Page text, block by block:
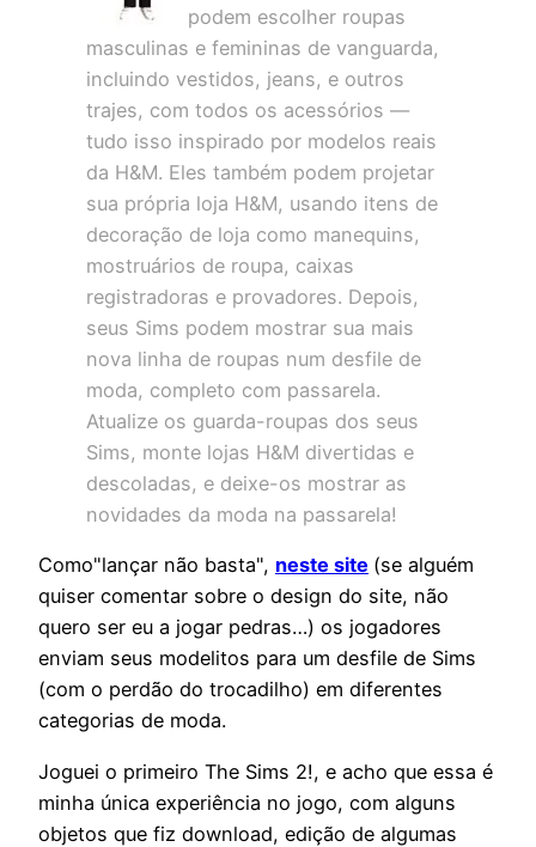
podem escolher roupas
masculinas e femininas de vanguarda,
incluindo vestidos, jeans, e outros
trajes, com todos os acessórios —
tudo isso inspirado por modelos reais
da H&M. Eles também podem projetar
sua própria loja H&M, usando itens de
decoração de loja como manequins,
mostruários de roupa, caixas
registradoras e provadores. Depois,
seus Sims podem mostrar sua mais
nova linha de roupas num desfile de
moda, completo com passarela.
Atualize os guarda-roupas dos seus
Sims, monte lojas H&M divertidas e
descoladas, e deixe-os mostrar as
novidades da moda na passarela!
Como"lançar não basta", neste site (se alguém
quiser comentar sobre o design do site, não
quero ser eu a jogar pedras…) os jogadores
enviam seus modelitos para um desfile de Sims
(com o perdão do trocadilho) em diferentes
categorias de moda.
Joguei o primeiro The Sims 2!, e acho que essa é
minha única experiência no jogo, com alguns
objetos que fiz download, edição de algumas